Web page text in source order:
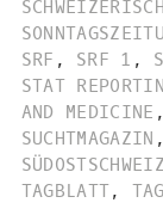
SRF , SRF 1 ,
STAT
AND MEDICINE ,
SUCHTMAGAZIN ,
SÜDOSTSCHWEIZ
TAGBLATT,